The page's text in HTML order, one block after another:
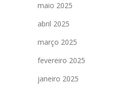
maio 2025
abril 2025
março 2025
fevereiro 2025
janeiro 2025